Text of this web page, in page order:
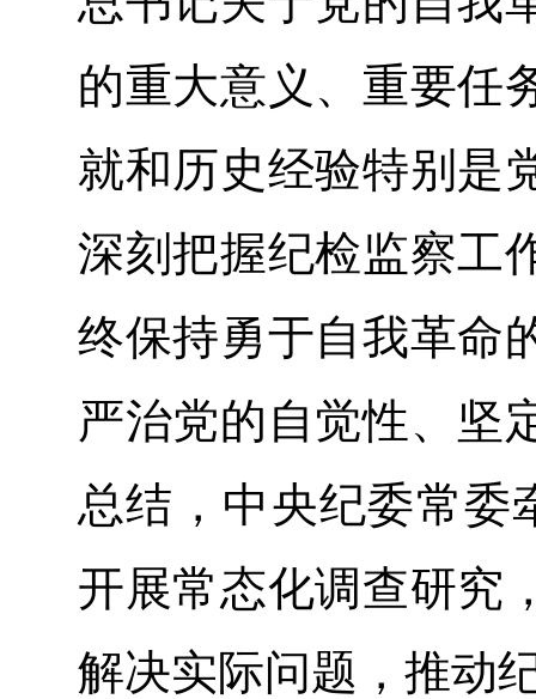
的重大意义、重要任
就和历史经验特别是
深刻把握纪检监察工
终保持勇于自我革命
严治党的自觉性、坚
总结，中央纪委常委
开展常态化调查研究
解决实际问题，推动